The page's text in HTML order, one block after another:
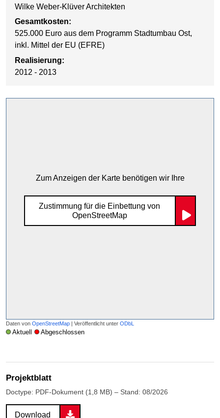
Wilke Weber-Klüver Architekten
Gesamtkosten:
525.000 Euro aus dem Programm Stadtumbau Ost,
inkl. Mittel der EU (EFRE)
Realisierung:
2012 - 2013
Zum Anzeigen der Karte benötigen wir Ihre
Zustimmung für die Einbettung von
OpenStreetMap
Daten von OpenStreetMap | Veröffentlicht unter ODbL
Aktuell Abgeschlossen
Projektblatt
Doctype: PDF-Dokument (1,8 MB) – Stand: 08/2026
Download